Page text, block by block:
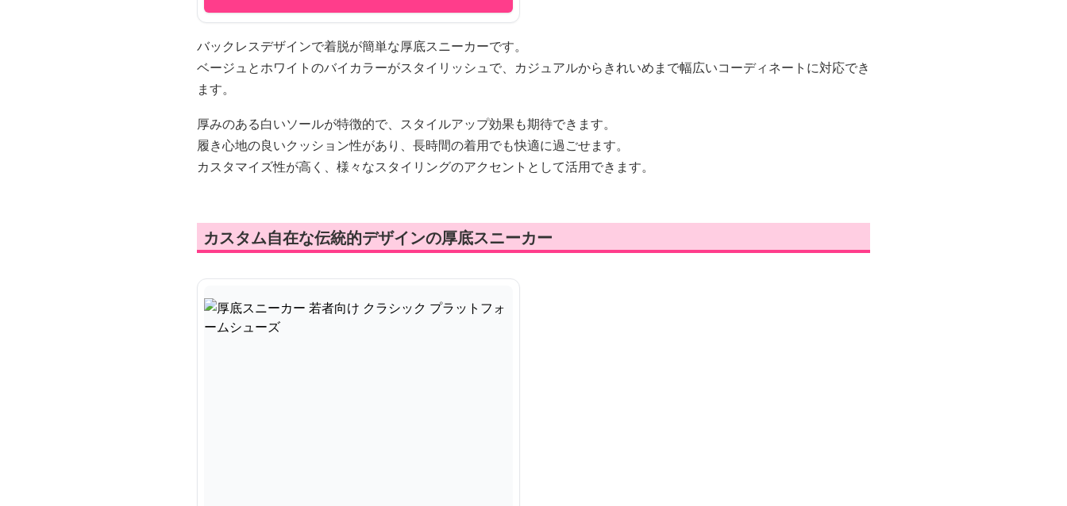
バックレスデザインで着脱が簡単な厚底スニーカーです。
ベージュとホワイトのバイカラーがスタイリッシュで、カジュアルからきれいめまで幅広いコーディネートに対応でき
ます。
厚みのある白いソールが特徴的で、スタイルアップ効果も期待できます。
履き心地の良いクッション性があり、長時間の着用でも快適に過ごせます。
カスタマイズ性が高く、様々なスタイリングのアクセントとして活用できます。
カスタム自在な伝統的デザインの厚底スニーカー